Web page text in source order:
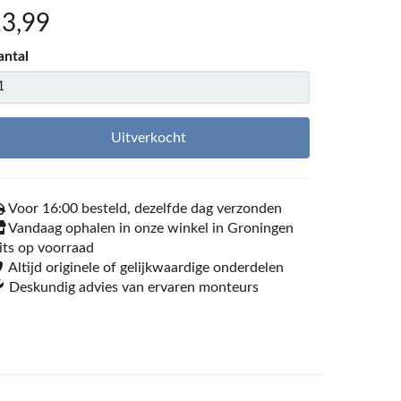
,99
Uitverkocht
Voor 16:00 besteld, dezelfde dag verzonden
Vandaag ophalen in onze winkel in Groningen
op voorraad
Altijd originele of gelijkwaardige onderdelen
Deskundig advies van ervaren monteurs